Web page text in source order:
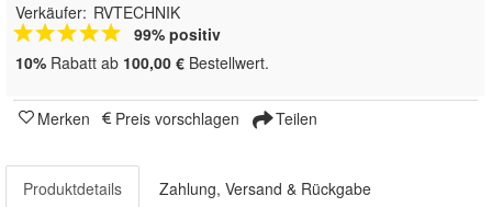
Verkäufer: RVTECHNIK
99% positiv
10% Rabatt ab 100,00 € Bestellwert.
Merken Preis vorschlagen Teilen
Produktdetails Zahlung, Versand & Rückgabe